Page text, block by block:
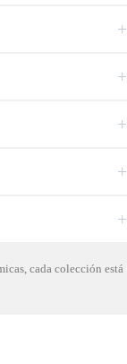
+
+
+
+
+
cada colección está